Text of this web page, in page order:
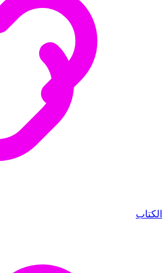
الكتاب